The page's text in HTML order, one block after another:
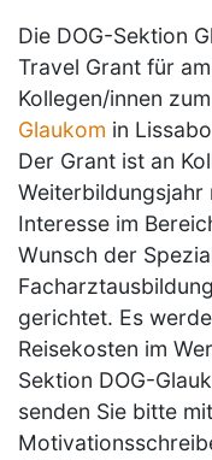
Die DOG-Sektion
Travel Grant für
Kollegen/innen zum
Glaukom in
Der Grant ist an
Weiterbildungsjahr
Interesse im
Wunsch der
gerichtet. Es
Reisekosten im
Sektion DOG-
senden Sie bitte